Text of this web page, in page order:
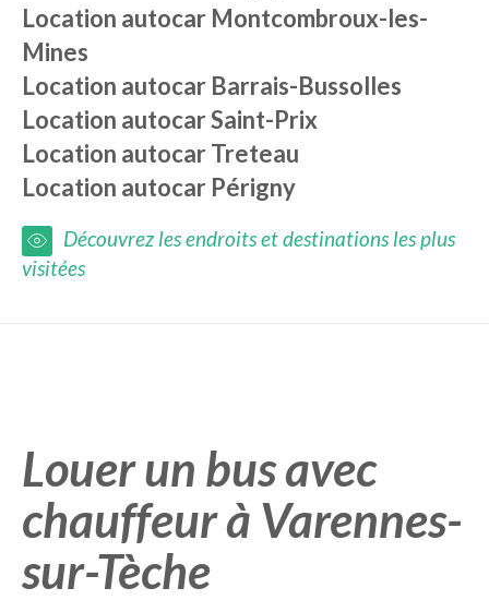
Location autocar Montcombroux-les-
Mines
Location autocar Barrais-Bussolles
Location autocarSaint-Prix
Location autocarTreteau
Location autocar Périgny
Découvrez les endroits et destinations les plus
visitées
Louer un bus avec
chauffeur à Varennes-
sur-Tèche